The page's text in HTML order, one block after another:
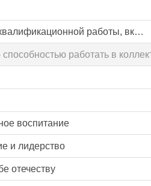
Защита выпускной квалификационной работы, включая подготовку к процедуре защиты и процедуру защиты
работать в
воспитание
и лидерство
отечеству